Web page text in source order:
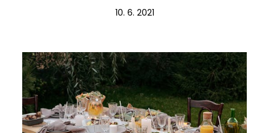
10. 6. 2021